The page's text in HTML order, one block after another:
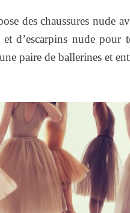
des chaussures nude
d’escarpins nude pour
paire de ballerines et